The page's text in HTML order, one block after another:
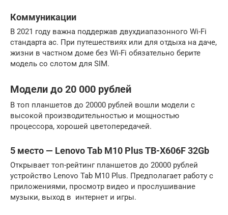
Коммуникации
В 2021 году важна поддержав двухдиапазонного Wi-Fi
стандарта ac. При путешествиях или для отдыха на даче,
жизни в частном доме без Wi-Fi обязательно берите
модель со слотом для SIM.
Модели до 20 000 рублей
В топ планшетов до 20000 рублей вошли модели с
высокой производительностью и мощностью
процессора, хорошей цветопередачей.
5 место — Lenovo Tab M10 Plus TB-X606F 32Gb
Открывает топ-рейтинг планшетов до 20000 рублей
устройство Lenovo Tab M10 Plus. Предполагает работу с
приложениями, просмотр видео и прослушивание
музыки, выход в интернет и игры.